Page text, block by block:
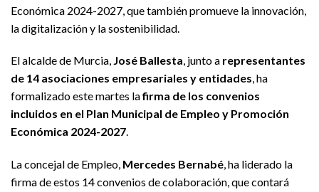
Económica 2024-2027, que también promueve la innovación,
la digitalización y la sostenibilidad.
El alcalde de Murcia, José Ballesta, junto a representantes
de 14 asociaciones empresariales y entidades, ha
formalizado este martes lafirma de los convenios
incluidos en el Plan Municipal de Empleo y Promoción
Económica 2024-2027.
La concejal de Empleo, Mercedes Bernabé, ha liderado la
firma de estos 14 convenios de colaboración, que contará